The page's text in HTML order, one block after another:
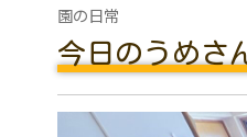
園の日常
今日のうめさ